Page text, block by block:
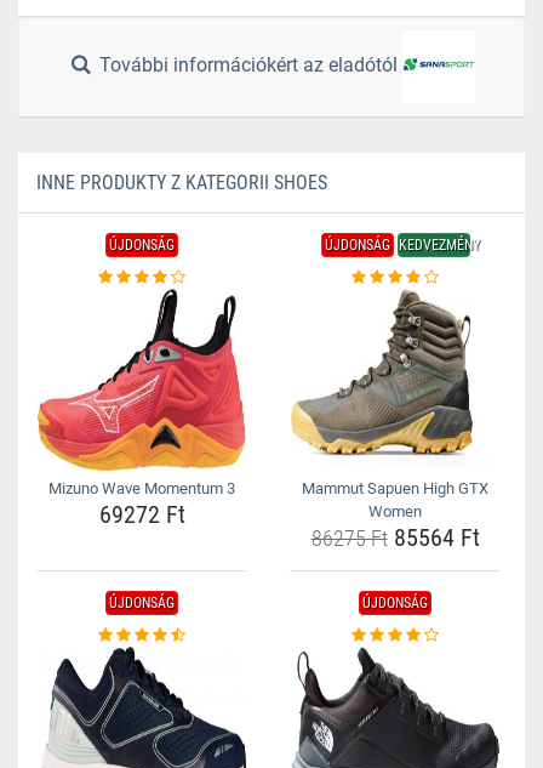
További információkért az eladótól
INNE PRODUKTY Z KATEGORII SHOES
ÚJDONSÁG
Mizuno Wave Momentum 3
69272 Ft
ÚJDONSÁG KEDVEZMÉNY
Mammut Sapuen High GTX
Women
86275 Ft85564 Ft
ÚJDONSÁG ÚJDONSÁG